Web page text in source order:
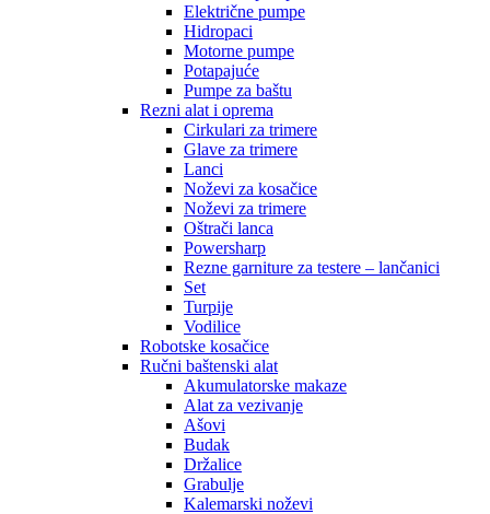
Električne pumpe
Hidropaci
Motorne pumpe
Potapajuće
Pumpe za baštu
Rezni alat i oprema
Cirkulari za trimere
Glave za trimere
Lanci
Noževi za kosačice
Noževi za trimere
Oštrači lanca
Powersharp
Rezne garniture za testere – lančanici
Set
Turpije
Vodilice
Robotske kosačice
Ručni baštenski alat
Akumulatorske makaze
Alat za vezivanje
Ašovi
Budak
Držalice
Grabulje
Kalemarski noževi